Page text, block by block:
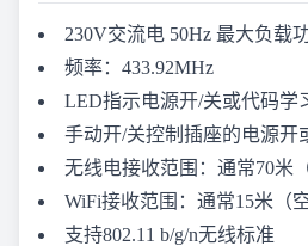
230V交流电 50Hz 最大负载
频率：433.92MHz
LED指示电源开/关或代码学
手动开/关控制插座的电源开
无线电接收范围：通常70米
WiFi接收范围：通常15米（
支持802.11 b/g/n无线标准